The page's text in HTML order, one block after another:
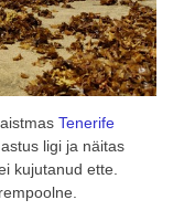
Tenerife
ligi ja näitas
kujutanud ette.